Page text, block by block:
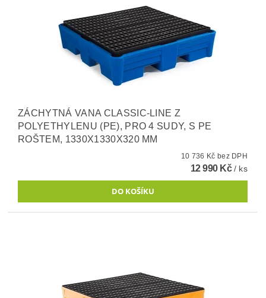
ZÁCHYTNÁ VANA CLASSIC-LINE Z
POLYETHYLENU (PE), PRO 4 SUDY, S PE
ROŠTEM, 1330X1330X320 MM
10 736 Kč bez DPH
12 990 Kč/ ks